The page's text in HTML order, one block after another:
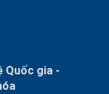
Quốc gia -